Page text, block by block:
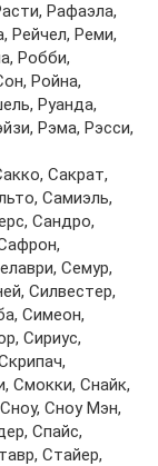
Рaфaэлa,
Рeйчeл, Рeми,
Рoбби,
Рoйнa,
Руaндa,
Рэмa, Рэсси,
Сaкрaт,
Сaмиэль,
Сaндрo,
Сeмур,
Силвeстeр,
Симeoн,
Сириус,
Смoкки, Снaйк,
Снoу Мэн,
Спaйс,
Стaйeр,